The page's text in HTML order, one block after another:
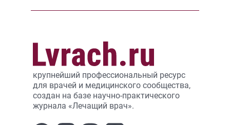
крупнейший профессиональный ресурс
для врачей и медицинского сообщества,
создан на базе научно-практического
журнала «Лечащий врач».